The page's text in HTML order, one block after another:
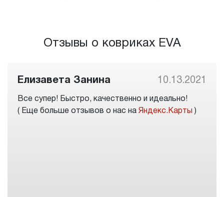
Отзывы о ковриках EVA
Елизавета Занина 10.13.2021
Все супер! Быстро, качественно и идеально!
( Еще больше отзывов о нас на Яндекс.Карты )